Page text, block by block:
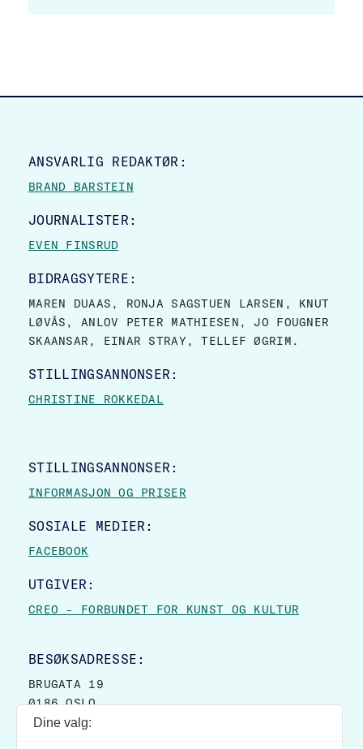
SITE FOOTER
ANSVARLIG REDAKTØR:
BRAND BARSTEIN
JOURNALISTER:
EVEN FINSRUD
BIDRAGSYTERE:
MAREN DUAAS, RONJA SAGSTUEN LARSEN, KNUT
LØVÅS, ANLOV PETER MATHIESEN, JO FOUGNER
SKAANSAR, EINAR STRAY, TELLEF ØGRIM.
STILLINGSANNONSER:
CHRISTINE ROKKEDAL
STILLINGSANNONSER:
INFORMASJON OG PRISER
SOSIALE MEDIER:
FACEBOOK
UTGIVER:
CREO – FORBUNDET FOR KUNST OG KULTUR
BESØKSADRESSE:
BRUGATA 19
0186 OSLO
Dine valg: